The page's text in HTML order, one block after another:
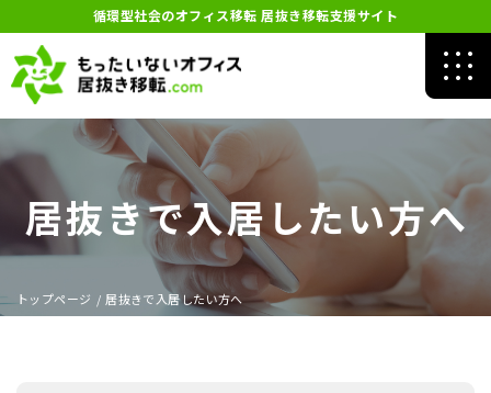
循環型社会のオフィス移転 居抜き移転支援サイト
居抜きで入居したい方へ
トップページ / 居抜きで入居したい方へ